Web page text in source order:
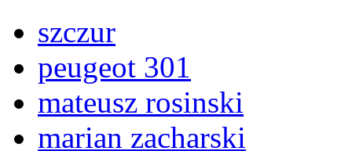
szczur
peugeot 301
mateusz rosinski
marian zacharski